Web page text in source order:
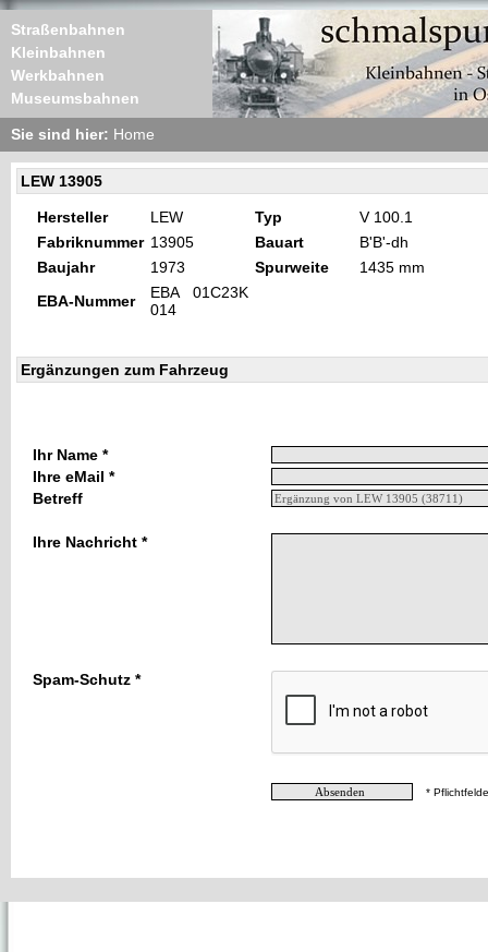
Straßenbahnen
Kleinbahnen
Werkbahnen
Museumsbahnen
Sie sind hier: Home
LEW 13905
Hersteller LEW Typ
V 100.1
Fabriknummer 13905 Bauart
B'B'-dh
Baujahr
1973 Spurweite
1435 mm
EBA-Nummer
EBA 01C23K
014
Ergänzungen zum Fahrzeug
Ihr Name *
Ihre eMail *
Betreff
Ihre Nachricht *
Spam-Schutz *
*